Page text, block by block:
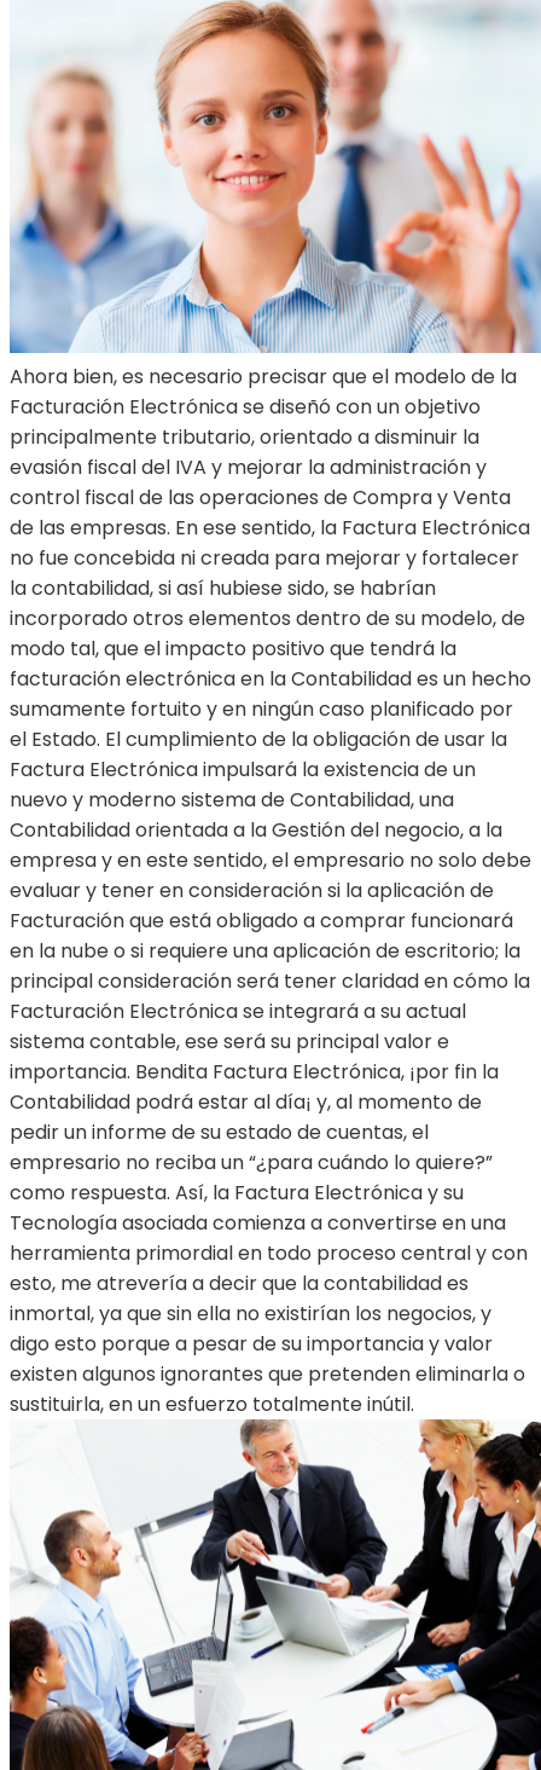
Ahora bien, es necesario precisar que el modelo de la
Facturación Electrónica se diseñó con un objetivo
principalmente tributario, orientado a disminuir la
evasión fiscal del IVA y mejorar la administración y
control fiscal de las operaciones de Compra y Venta
de las empresas. En ese sentido, la Factura Electrónica
no fue concebida ni creada para mejorar y fortalecer
la contabilidad, si así hubiese sido, se habrían
incorporado otros elementos dentro de su modelo, de
modo tal, que el impacto positivo que tendrá la
facturación electrónica en la Contabilidad es un hecho
sumamente fortuito y en ningún caso planificado por
el Estado. El cumplimiento de la obligación de usar la
Factura Electrónica impulsará la existencia de un
nuevo y moderno sistema de Contabilidad, una
Contabilidad orientada a la Gestión del negocio, a la
empresa y en este sentido, el empresario no solo debe
evaluar y tener en consideración si la aplicación de
Facturación que está obligado a comprar funcionará
en la nube o si requiere una aplicación de escritorio; la
principal consideración será tener claridad en cómo la
Facturación Electrónica se integrará a su actual
sistema contable, ese será su principal valor e
importancia. Bendita Factura Electrónica, ¡por fin la
Contabilidad podrá estar al día¡ y, al momento de
pedir un informe de su estado de cuentas, el
empresario no reciba un “¿para cuándo lo quiere?”
como respuesta. Así, la Factura Electrónica y su
Tecnología asociada comienza a convertirse en una
herramienta primordial en todo proceso central y con
esto, me atrevería a decir que la contabilidad es
inmortal, ya que sin ella no existirían los negocios, y
digo esto porque a pesar de su importancia y valor
existen algunos ignorantes que pretenden eliminarla o
sustituirla, en un esfuerzo totalmente inútil.